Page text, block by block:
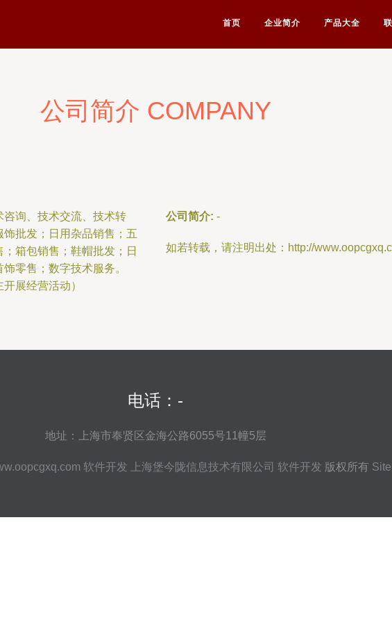
首页 企业简介 产品大全
公司简介 COMPANY
询、技术交流、技术转
批发；日用杂品销售；五
箱包销售；鞋帽批发；日
零售；数字技术服务。
展经营活动）
公司简介: -
如若转载，请注明出处：http://
电话：-
地址：上海市奉贤区金海公路6055号11幢5层
软件开发 上海堡今陇信息技术有限公司 软件开发 版权所有